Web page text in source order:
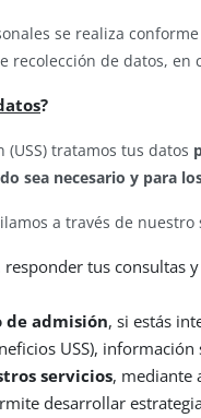
se realiza
recolección de datos,
?
(USS) tratamos tus datos
sea necesario y para
a través de
responder tus consultas
de admisión, si estás
USS),
servicios, mediante
desarrollar